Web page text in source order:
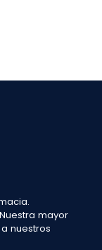
mayor
nuestros